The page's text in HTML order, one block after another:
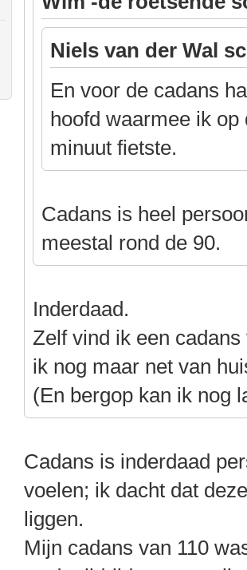
Niels van der Wal
En voor de cadans
hoofd waarmee ik
minuut fietste.
Cadans is heel
meestal rond de 90.
Inderdaad.
Zelf vind ik een
ik nog maar net van
(En bergop kan ik nog
Cadans is inderdaad
voelen; ik dacht dat
liggen.
Mijn cadans van 110